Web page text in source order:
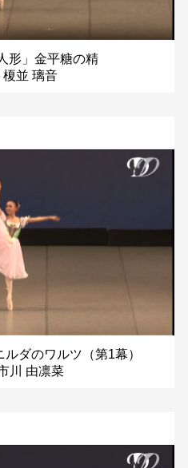
形」金平糖の精
榎並 璃音
ルダのワルツ（第1幕）
川 由凛菜